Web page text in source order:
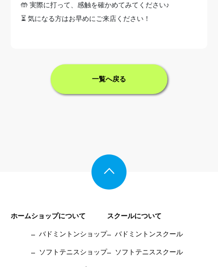
🤲 実際に打って、感触を確かめてみてください♪
⏳ 気になる方はお早めにご来店ください！
一覧へ戻る
ホームショップについて
バドミントンショップ
ソフトテニスショップ
スクールについて
バドミントンスクール
ソフトテニススクール